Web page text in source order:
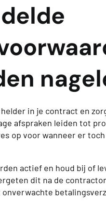
in je contract en
afspraken leiden tot
op voor wanneer er
actief en houd bij of
dit na de